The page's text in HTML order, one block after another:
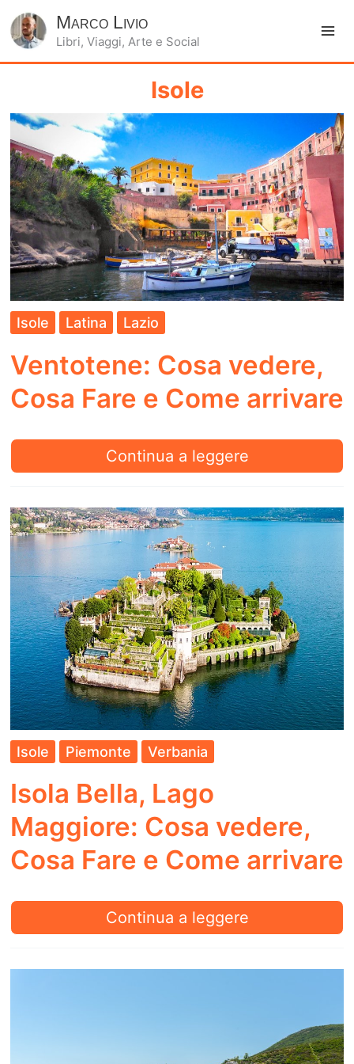
Marco Livio
Libri, Viaggi, Arte e Social
Isole
Isole Latina Lazio
Ventotene: Cosa vedere,
Cosa Fare e Come arrivare
Ventotene:
Cosa
Cosa
Fare
Come
arrivare
Continua a leggere
Isole Piemonte Verbania
Isola Bella, Lago
Maggiore: Cosa vedere,
Cosa Fare e Come arrivare
Isola
Lago
Continua a leggere